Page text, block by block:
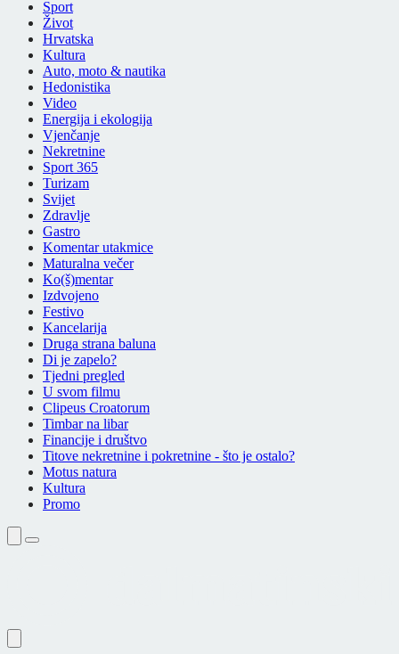
Sport
Život
Hrvatska
Kultura
Auto, moto & nautika
Hedonistika
Video
Energija i ekologija
Vjenčanje
Nekretnine
Sport 365
Turizam
Svijet
Zdravlje
Gastro
Komentar utakmice
Maturalna večer
Ko(š)mentar
Izdvojeno
Festivo
Kancelarija
Druga strana baluna
Di je zapelo?
Tjedni pregled
U svom filmu
Clipeus Croatorum
Timbar na libar
Financije i društvo
Titove nekretnine i pokretnine - što je ostalo?
Motus natura
Kultura
Promo